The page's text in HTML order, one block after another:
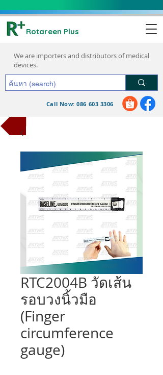
Rotareen Plus
We are importers and distributors of medical
devices.
Call Now: 086 603 3306
RTC2004B วัดเส้น
รอบวงนิ้วมือ
(Finger
circumference
gauge)